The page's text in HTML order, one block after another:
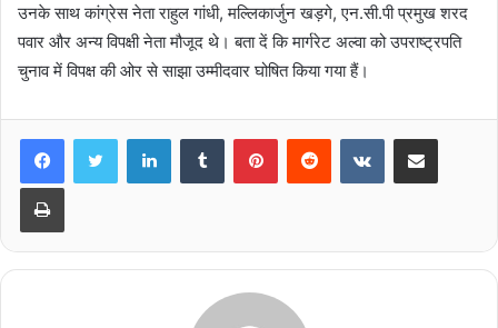
उनके साथ कांग्रेस नेता राहुल गांधी, मल्लिकार्जुन खड़गे, एन.सी.पी प्रमुख शरद
पवार और अन्य विपक्षी नेता मौजूद थे। बता दें कि मार्गरेट अल्वा को उपराष्ट्रपति
चुनाव में विपक्ष की ओर से साझा उम्मीदवार घोषित किया गया हैं।